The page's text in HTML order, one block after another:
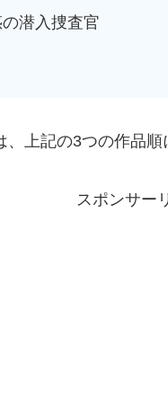
潜入捜査官
上記の3つの作品順
スポンサー